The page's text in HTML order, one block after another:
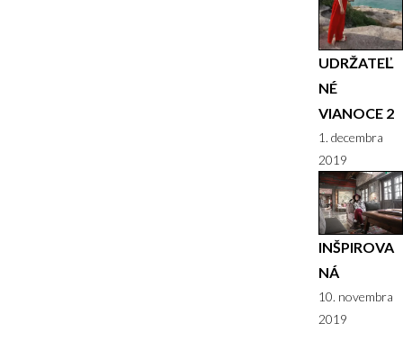
UDRŽATEĽ
NÉ
VIANOCE 2
1. decembra
2019
INŠPIROVA
NÁ
10. novembra
2019